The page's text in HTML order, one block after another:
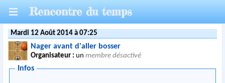
Rencontre du temps
Mardi 12 Août 2014 à 07:25
Nager avant d'aller bosser
Organisateur : unmembre désactivé
Infos